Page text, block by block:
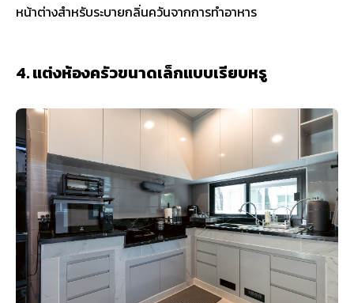
หน้าต่างสำหรับระบายกลิ่นควันจากการทำอาหาร
4. แต่งห้องครัวขนาดเล็กแบบเรียบหรู